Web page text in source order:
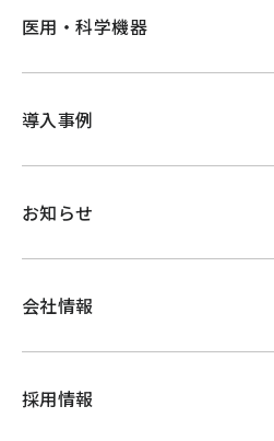
医用・科学機器
導入事例
お知らせ
会社情報
採用情報